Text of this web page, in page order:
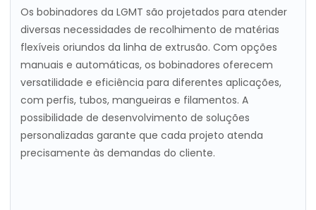
Os bobinadores da LGMT são projetados para atender
diversas necessidades de recolhimento de matérias
flexíveis oriundos da linha de extrusão. Com opções
manuais e automáticas, os bobinadores oferecem
versatilidade e eficiência para diferentes aplicações,
com perfis, tubos, mangueiras e filamentos. A
possibilidade de desenvolvimento de soluções
personalizadas garante que cada projeto atenda
precisamente às demandas do cliente.